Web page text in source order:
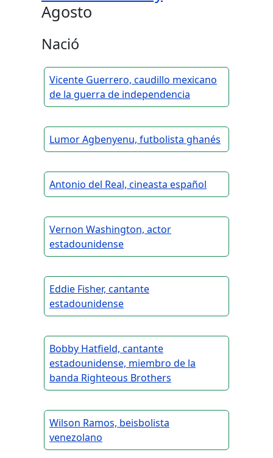
Agosto
Nació
Vicente Guerrero, caudillo mexicano
de la guerra de independencia
Lumor Agbenyenu, futbolista ghanés
Antonio del Real, cineasta español
Vernon Washington, actor
estadounidense
Eddie Fisher, cantante
estadounidense
Bobby Hatfield, cantante
estadounidense, miembro de la
banda Righteous Brothers
Wilson Ramos, beisbolista
venezolano